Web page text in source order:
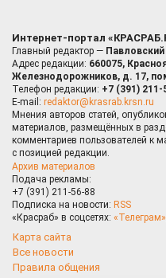
Интернет-портал
Главный редактор —
Адрес редакции: 660075,
Железнодорожников, д. 17,
Телефон редакции: +7 (391) 211-
E-mail: redaktor@krasrab.krsn.ru
Мнения авторов статей,
материалов, размещённых в
комментариев пользователей к
с позицией редакции.
Архив материалов
Подача рекламы:
+7 (391) 211-56-88
Подписка на новости: RSS
«Красраб» в соцсетях: «Телеграм»
Карта сайта
Все новости
Правила общения